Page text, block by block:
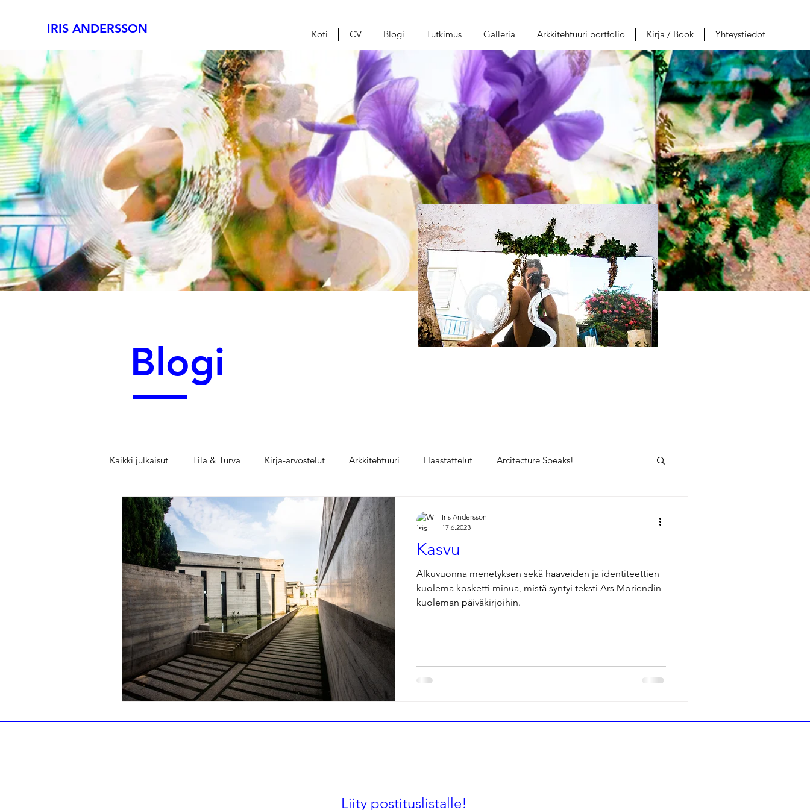
IRIS ANDERSSON Koti CV Blogi Tutkimus Galleria Arkkitehtuuri portfolio Kirja / Book Yhteystiedot
Blogi
Kaikki julkaisut Tila & Turva Kirja-arvostelut Arkkitehtuuri Haastattelut Arcitecture Speaks!
Kasvu
Alkuvuonna menetyksen sekä haaveiden ja identiteettien
kuolema kosketti minua, mistä syntyi teksti Ars Moriendin
kuoleman päiväkirjoihin.
Iris Andersson
17.6.2023
Liity postituslistalle!